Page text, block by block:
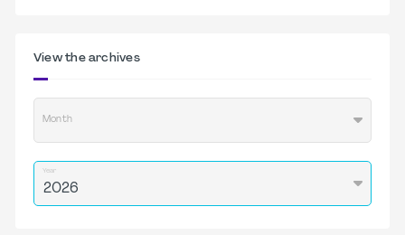
View the archives
Month
Year